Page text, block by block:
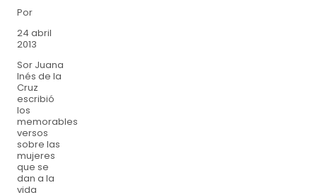
Por
24 abril
2013
Sor Juana
Inés de la
Cruz
escribió
los
memorables
versos
sobre las
mujeres
que se
dan a la
vida